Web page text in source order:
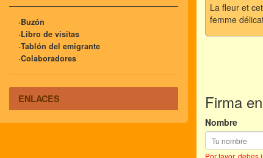
·Buzón
·Libro de visitas
·Tablón del emigrante
·Colaboradores
ENLACES
La fleur et
femme
Firma
Nombre
Por favor, debes